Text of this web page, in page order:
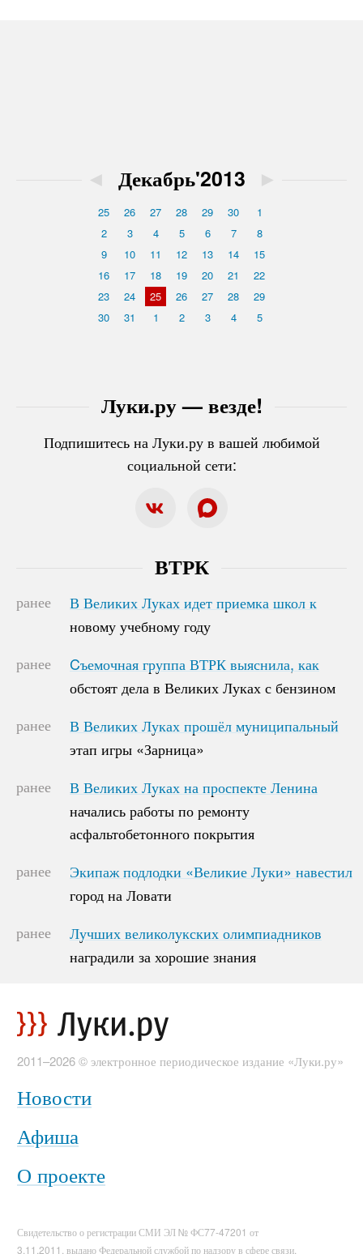
Луки.ру — везде!
Подпишитесь на Луки.ру в вашей любимой
социальной сети:
◄ Декабрь'2013 ►
25 26 27 28 29 30
1
2
3 4 5 6 7
8
9
10 11 12 13 14
15
16
17 18 19 20 21
22
23
24 25 26 27 28
29
30
31 1 2 3 4 5
ВТРК
ранее
В Великих Луках идет приемка школ к
новому учебному году
В Великих Луках идет приемка школ к
новому учебному году
ранее
Cъемочная группа ВТРК выяснила, как
обстоят дела в Великих Луках с бензином
Cъемочная группа ВТРК выяснила, как
обстоят дела в Великих Луках с бензином
ранее
В Великих Луках прошёл муниципальный
этап игры «Зарница»
В Великих Луках прошёл муниципальный
этап игры «Зарница»
ранее
В Великих Луках на проспекте Ленина
начались работы по ремонту
асфальтобетонного покрытия
В Великих Луках на проспекте Ленина
начались работы по ремонту
асфальтобетонного покрытия
ранее
Экипаж подлодки «Великие Луки» навестил
город на Ловати
Экипаж подлодки «Великие Луки» навестил
город на Ловати
ранее
Лучших великолукских олимпиадников
наградили за хорошие знания
Лучших великолукских олимпиадников
наградили за хорошие знания
2011–2026 © электронное периодическое издание «Луки.ру»
Новости
Афиша
О проекте
Свидетельство о регистрации СМИ ЭЛ № ФС77-47201 от
3.11.2011, выдано Федеральной службой по надзору в сфере связи,